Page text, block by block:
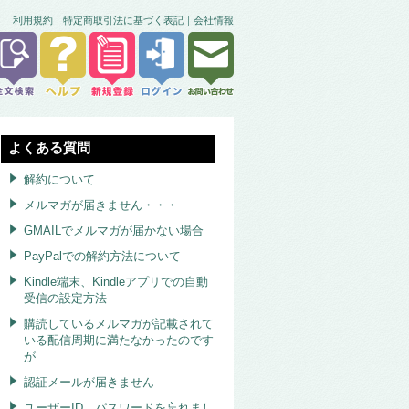
利用規約 ｜ 特定商取引法に基づく表記｜ 会社情報
よくある質問
解約について
メルマガが届きません・・・
GMAILでメルマガが届かない場合
PayPalでの解約方法について
Kindle端末、Kindleアプリでの自動
受信の設定方法
購読しているメルマガが記載されて
いる配信周期に満たなかったのです
が
認証メールが届きません